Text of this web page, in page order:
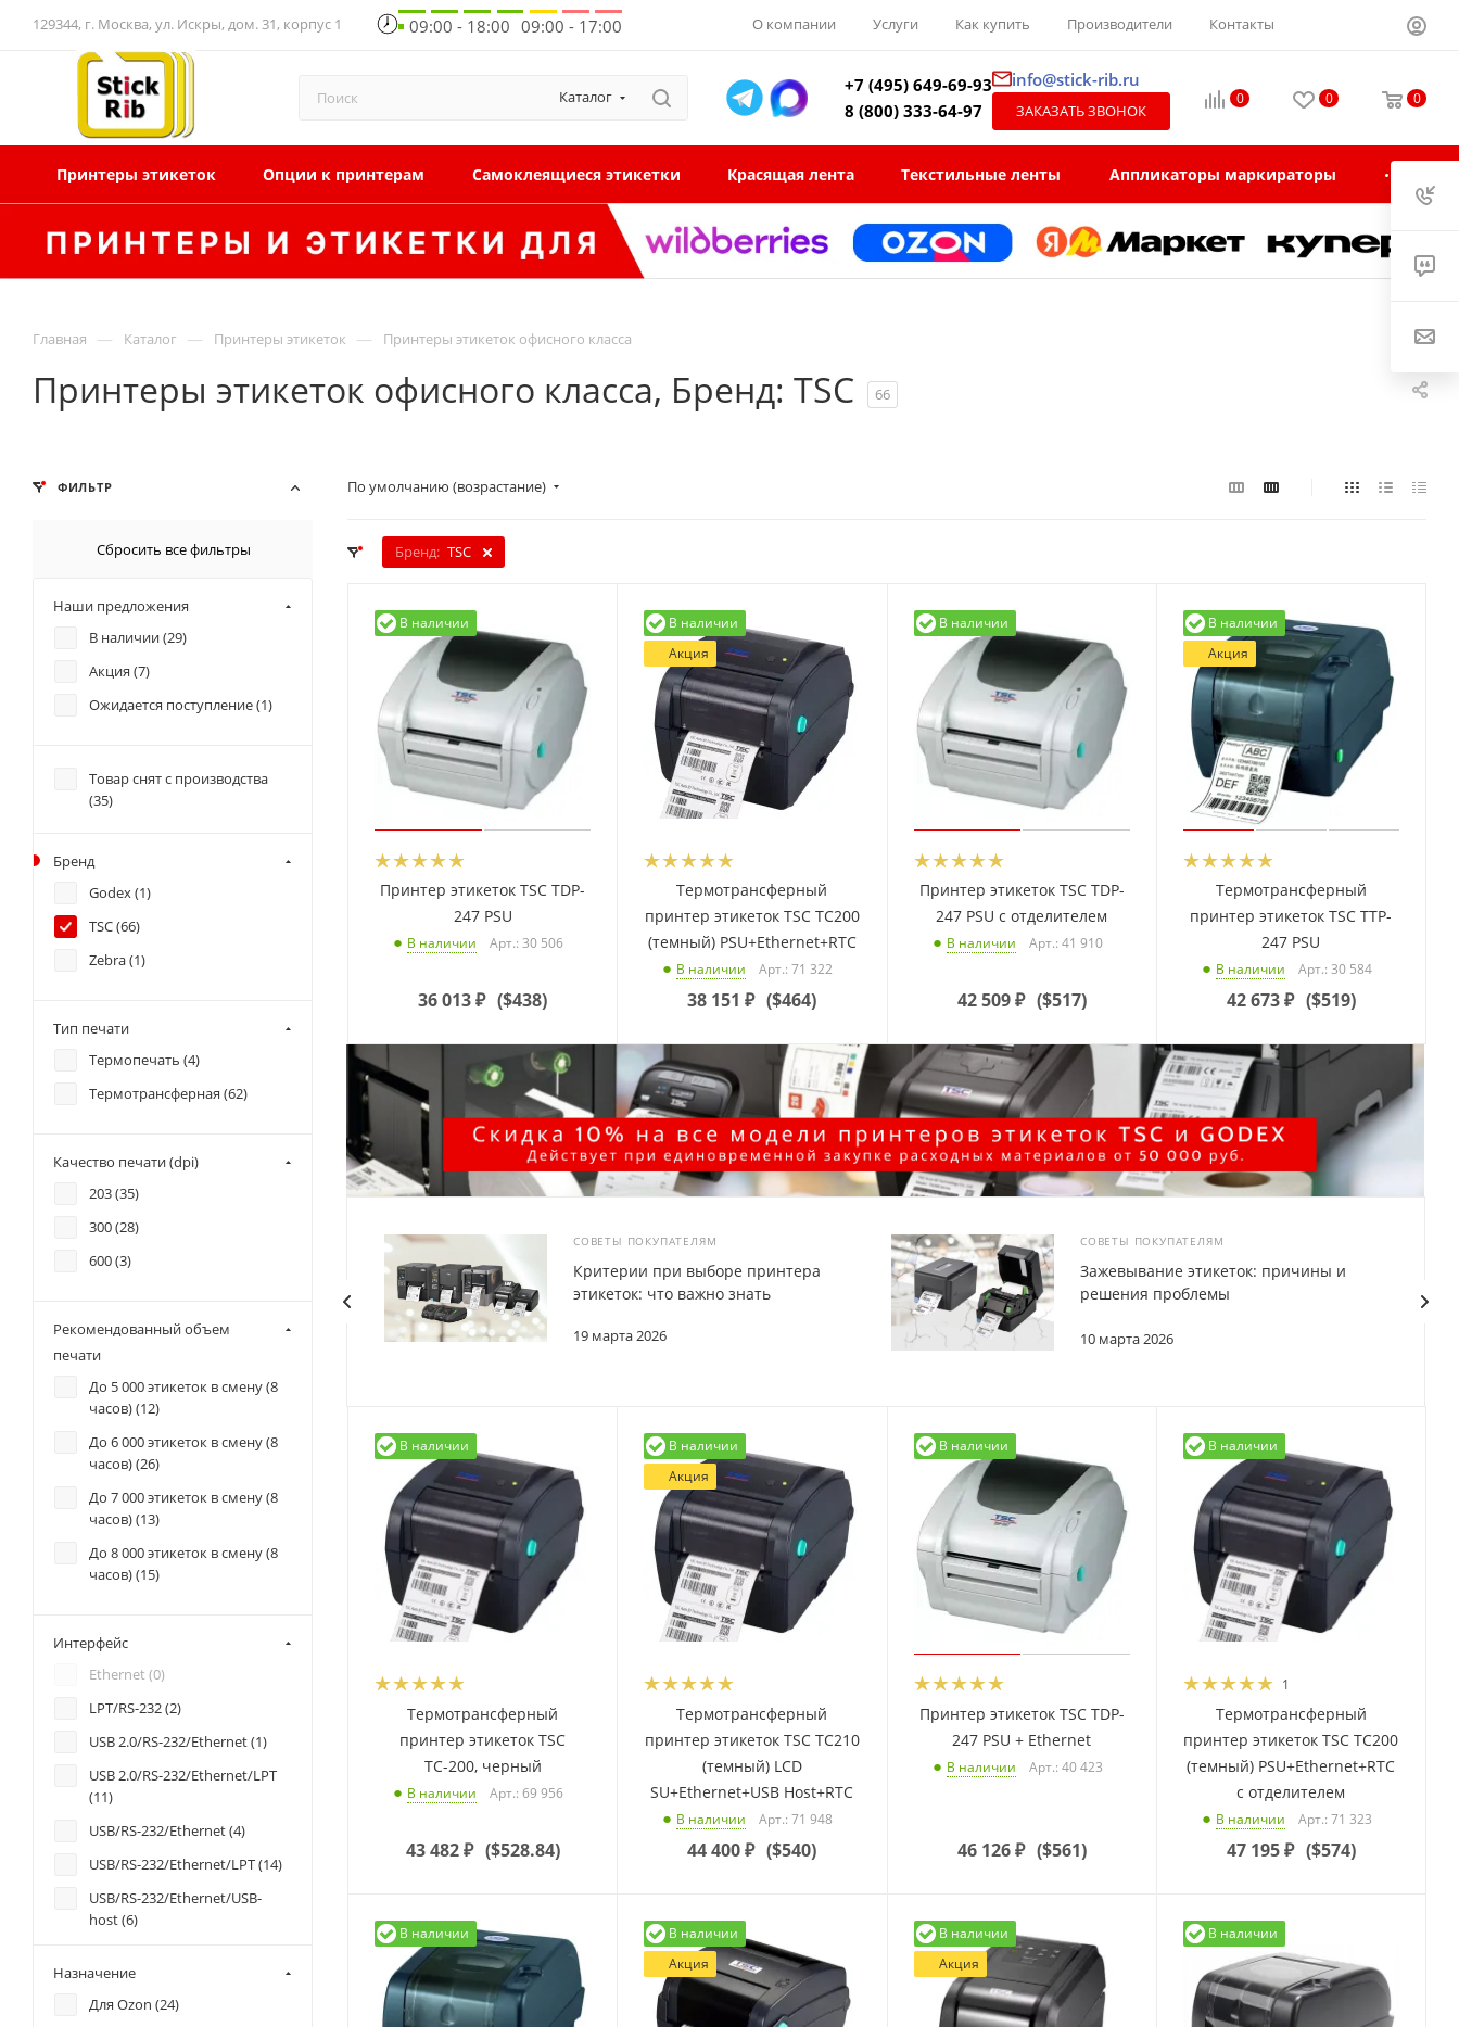
129344, г. Москва, ул. Искры, дом. 31, корпус 1 09:00 - 18:00 09:00 - 17:00 О компании Услуги Как купить Производители Контакты
Каталог
+7 (495) 649-69-93
8 (800) 333-64-97
info@stick-rib.ru
ЗАКАЗАТЬ ЗВОНОК
0 0 0
Принтеры этикеток Опции к принтерам Самоклеящиеся этикетки Красящая лента Текстильные ленты Аппликаторы маркираторы
Главная — Каталог — Принтеры этикеток — Принтеры этикеток офисного класса
Принтеры этикеток офисного класса, Бренд: TSC 66
По умолчанию (возрастание)
Бренд: TSC
В наличии
Принтер этикеток TSC TDP-
247 PSU
В наличии Арт.: 30 506
36 013₽ ($438)
В наличии
Акция
Термотрансферный
принтер этикеток TSC TC200
(темный) PSU+Ethernet+RTC
В наличии Арт.: 71 322
38 151 ₽ ($464)
В наличии
Принтер этикеток TSC TDP-
247 PSU с отделителем
В наличии Арт.: 41 910
42 509₽ ($517)
В наличии
Акция
Термотрансферный
принтер этикеток TSC TTP-
247 PSU
В наличии Арт.: 30 584
42 673₽ ($519)
СОВЕТЫ ПОКУПАТЕЛЯМ
19 марта 2026
Критерии при выборе принтера
этикеток: что важно знать
СОВЕТЫ ПОКУПАТЕЛЯМ
10 марта 2026
Зажевывание этикеток: причины и
решения проблемы
В наличии
Термотрансферный
принтер этикеток TSC
TС-200, черный
В наличии Арт.: 69 956
43 482₽ ($528.84)
В наличии
Акция
Термотрансферный
принтер этикеток TSC TC210
(темный) LCD
SU+Ethernet+USB Host+RTC
В наличии Арт.: 71 948
44 400₽ ($540)
В наличии
Принтер этикеток TSC TDP-
247 PSU + Ethernet
В наличии Арт.: 40 423
46 126₽ ($561)
В наличии
1
Термотрансферный
принтер этикеток TSC TC200
(темный) PSU+Ethernet+RTC
с отделителем
В наличии Арт.: 71 323
47 195₽ ($574)
В наличии
В наличии
Акция
В наличии
Акция
В наличии
ФИЛЬТР
Сбросить все фильтры
Наши предложения
В наличии (29)
Акция (7)
Ожидается поступление (1)
Товар снят с производства
(35)
Бренд
Godex (1)
TSC (66)
Zebra (1)
Тип печати
Термопечать (4)
Термотрансферная (62)
Качество печати (dpi)
203 (35)
300 (28)
600 (3)
Рекомендованный объем
печати
До 5 000 этикеток в смену (8
часов) (12)
До 6 000 этикеток в смену (8
часов) (26)
До 7 000 этикеток в смену (8
часов) (13)
До 8 000 этикеток в смену (8
часов) (15)
Интерфейс
Ethernet (0)
LPT/RS-232 (2)
USB 2.0/RS-232/Ethernet (1)
USB 2.0/RS-232/Ethernet/LPT
(11)
USB/RS-232/Ethernet (4)
USB/RS-232/Ethernet/LPT (14)
USB/RS-232/Ethernet/USB-
host (6)
host/LPT (
USB/RS-232/LPT (
Назначение
Для Ozon (24)